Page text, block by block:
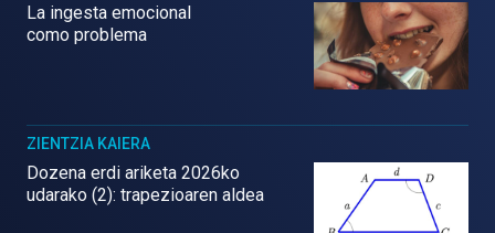
La ingesta emocional
como problema
ZIENTZIA KAIERA
Dozena erdi ariketa 2026ko
udarako (2): trapezioaren aldea